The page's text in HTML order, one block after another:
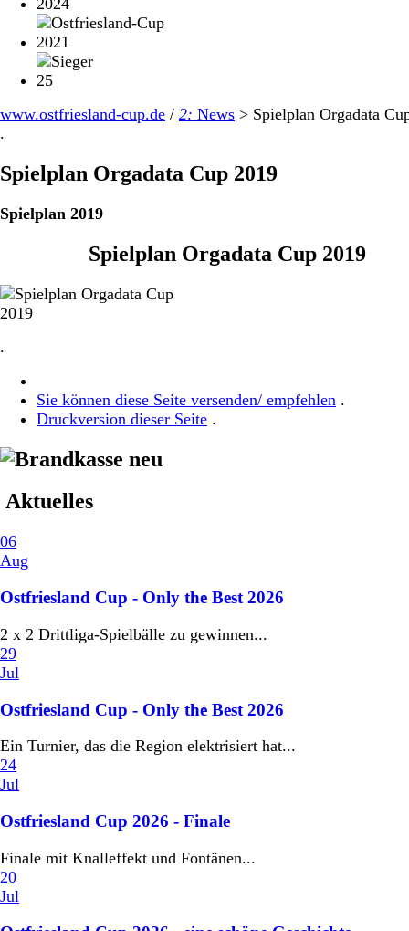
www.ostfriesland-cup.de / 2: News > Spielplan Orgadata
.
Spielplan Orgadata Cup 2019
Spielplan 2019
Spielplan Orgadata Cup 2019
.
Sie können diese Seite versenden/ empfehlen .
Druckversion dieser Seite .
Aktuelles
06
Aug
Ostfriesland Cup - Only the Best 2026
2 x 2 Drittliga-Spielbälle zu gewinnen...
29
Jul
Ostfriesland Cup - Only the Best 2026
Ein Turnier, das die Region elektrisiert hat...
24
Jul
Ostfriesland Cup 2026 - Finale
Finale mit Knalleffekt und Fontänen...
20
Jul